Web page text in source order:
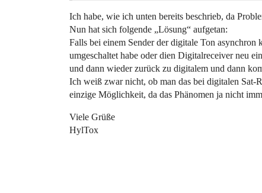
Ich habe, wie ich unten bereits beschrieb, da
Nun hat sich folgende „Lösung“ aufgetan:
Falls bei einem Sender der digitale Ton
umgeschaltet habe oder dien Digitalreceiver neu
und dann wieder zurück zu digitalem und dann
Ich weiß zwar nicht, ob man das bei digitalen Sat-
einzige Möglichkeit, da das Phänomen ja nicht
Viele Grüße
HylTox